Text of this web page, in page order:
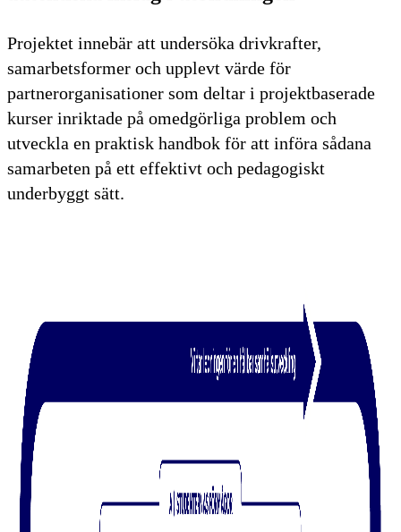
Projektet innebär att undersöka drivkrafter,
samarbetsformer och upplevt värde för
partnerorganisationer som deltar i projektbaserade
kurser inriktade på omedgörliga problem och
utveckla en praktisk handbok för att införa sådana
samarbeten på ett effektivt och pedagogiskt
underbyggt sätt.